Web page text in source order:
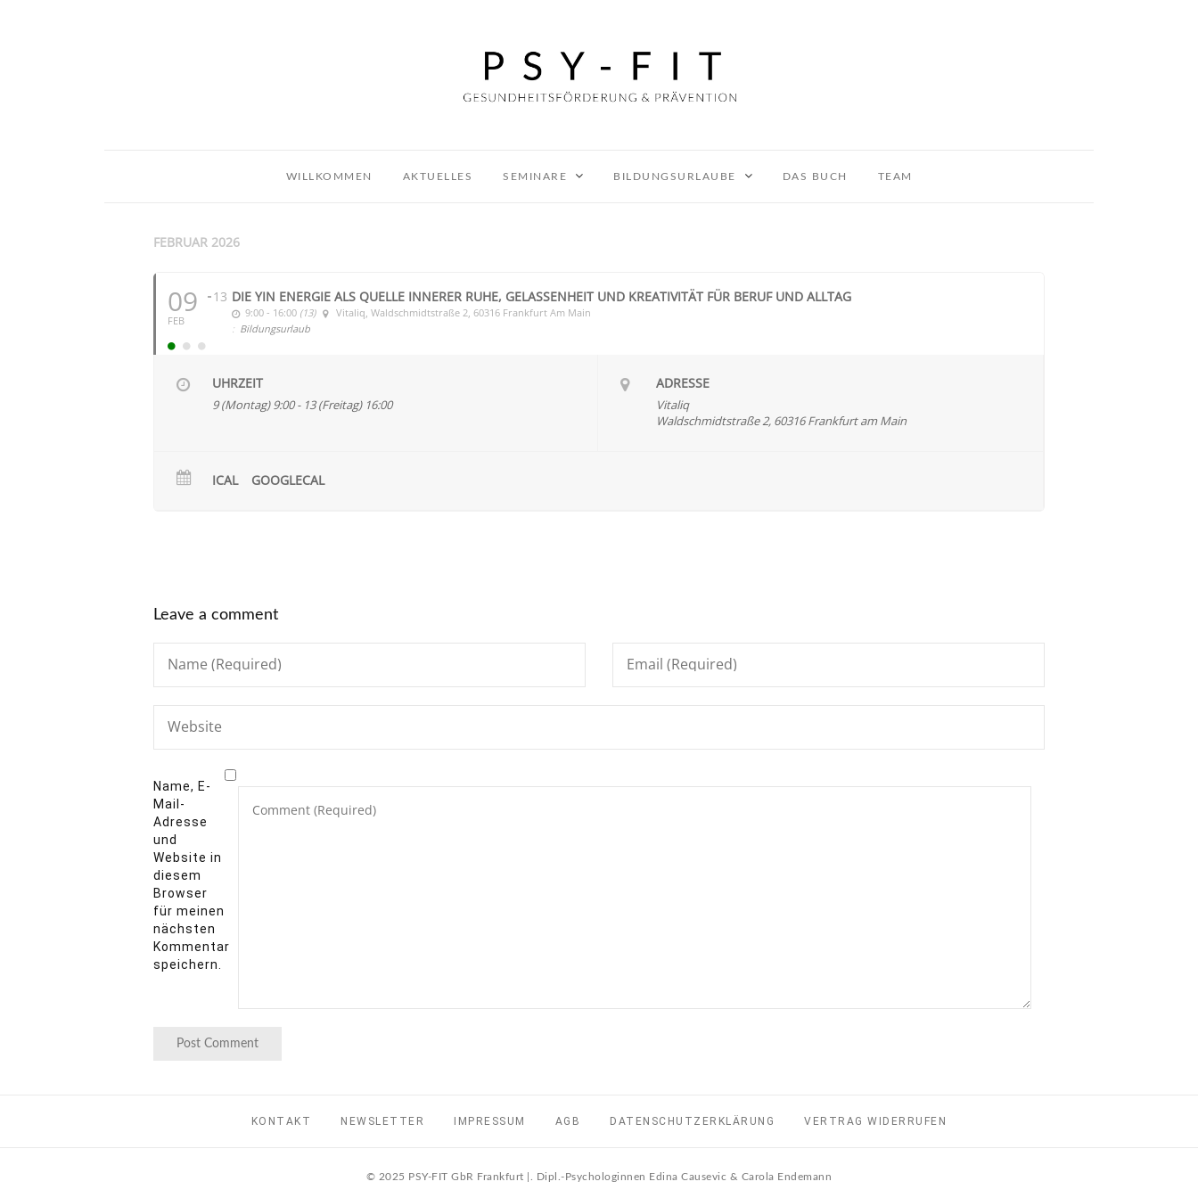
WILLKOMMEN AKTUELLES SEMINARE BILDUNGSURLAUBE DAS BUCH TEAM
FEBRUAR 2026
09
FEB
13 DIE YIN ENERGIE ALS QUELLE INNERER RUHE, GELASSENHEIT UND KREATIVITÄT FÜR BERUF UND ALLTAG
9:00 - 16:00 (13) Vitaliq , Waldschmidtstraße 2, 60316 Frankfurt Am Main
: Bildungsurlaub
UHRZEIT
9 (Montag) 9:00 - 13 (Freitag) 16:00
ADRESSE
Vitaliq
Waldschmidtstraße 2, 60316 Frankfurt am Main
ICAL GOOGLECAL
Leave a comment
Name, E-
Mail-
Adresse
und
Website in
diesem
Browser
für meinen
nächsten
Kommentar
speichern.
KONTAKT NEWSLETTER IMPRESSUM AGB DATENSCHUTZERKLÄRUNG VERTRAG WIDERRUFEN
© 2025 PSY-FIT GbR Frankfurt |. Dipl.-Psychologinnen Edina Causevic & Carola Endemann